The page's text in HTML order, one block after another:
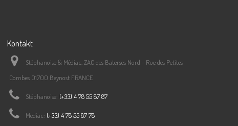
Kontakt
Stéphanoise & Médiac, ZAC des Baterses Nord - Rue des Petites
Combes 01700 Beynost FRANCE
Stéphanoise: (+33) 4 78 55 87 87
Mediac: (+33) 4 78 55 87 78